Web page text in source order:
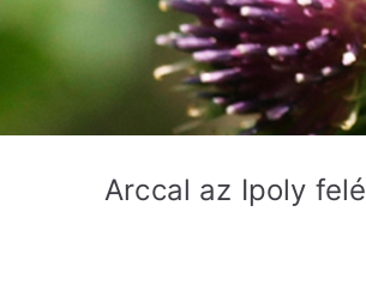
Arccal az Ipoly felé